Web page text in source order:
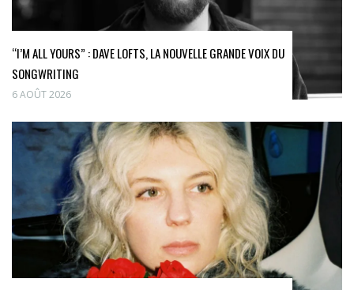
“I’M ALL YOURS” : DAVE LOFTS, LA NOUVELLE GRANDE VOIX DU
SONGWRITING
6 AOÛT 2026